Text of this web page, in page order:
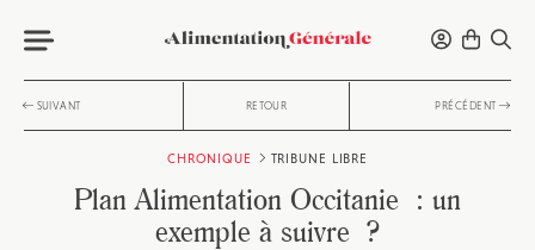
SUIVANT RETOUR PRÉCÉDENT
CHRONIQUE TRIBUNE LIBRE
Plan Alimentation Occitanie : un
exemple à suivre ?